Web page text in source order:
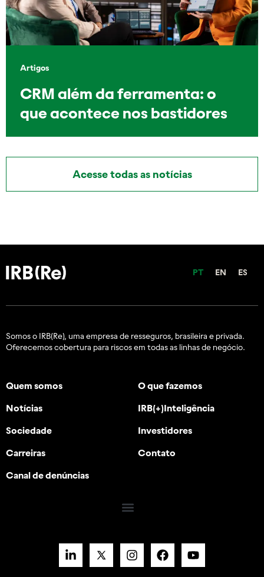
Artigos
CRM além da ferramenta: o
que acontece nos bastidores
Acesse todas as notícias
PT EN ES
Somos o IRB(Re), uma empresa de resseguros, brasileira e privada.
Oferecemos cobertura para riscos em todas as linhas de negócio.
Quem somos O que fazemos
Notícias IRB(+)Inteligência
Sociedade Investidores
Carreiras Contato
Canal de denúncias